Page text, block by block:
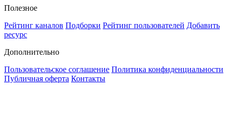
Полезное
Рейтинг каналов Подборки Рейтинг пользователей Добавить
ресурс
Дополнительно
Пользовательское соглашение Политика конфиденциальности
Публичная оферта Контакты